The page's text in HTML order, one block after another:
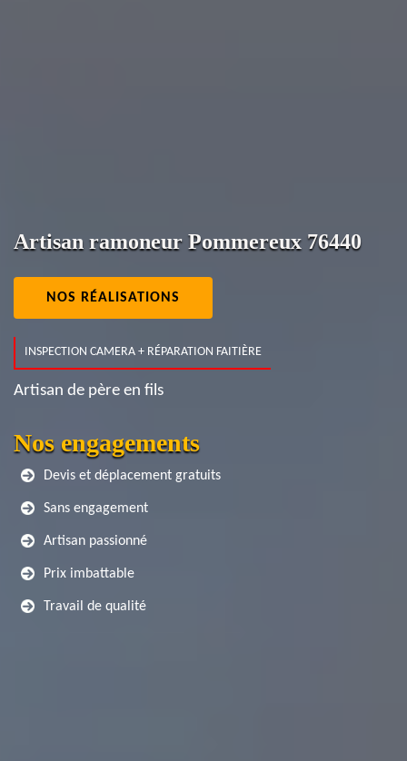
Artisan ramoneur Pommereux 76440
NOS RÉALISATIONS
INSPECTION CAMERA + RÉPARATION FAITIÈRE
Artisan de père en fils
Nos engagements
Devis et déplacement gratuits
Sans engagement
Artisan passionné
Prix imbattable
Travail de qualité